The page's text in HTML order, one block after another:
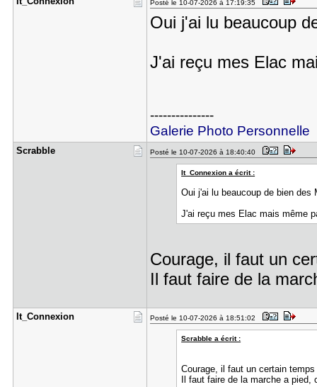
Posté le 10-07-2026 à 17:19:35
Oui j'ai lu beaucoup
J'ai reçu mes Elac
---------------
Galerie Photo Personnelle
Scrabble Posté le 10-07-2026 à 18:40:40
It_Connexion a écrit :
Oui j'ai lu beaucoup de bien des
J'ai reçu mes Elac mais même
Courage, il faut un
Il faut faire de la
It_Connexi​on Posté le 10-07-2026 à 18:51:02
Scrabble a écrit :
Courage, il faut un certain temps
Il faut faire de la marche a